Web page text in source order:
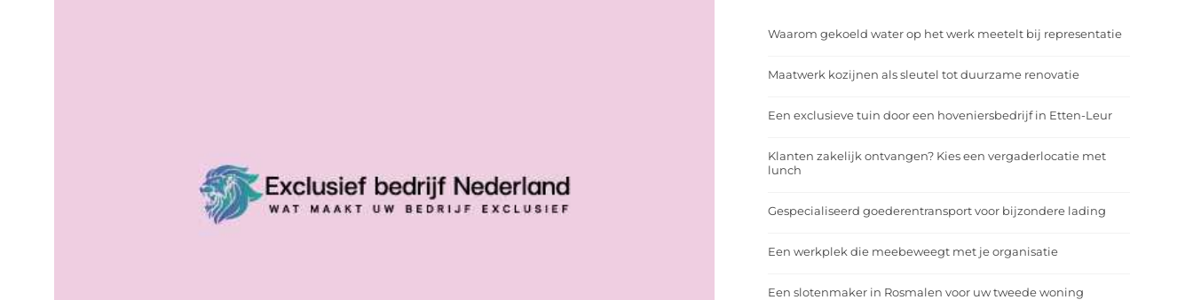
Waarom gekoeld water op het werk meetelt bij representatie
Maatwerk kozijnen als sleutel tot duurzame renovatie
Een exclusieve tuin door een hoveniersbedrijf in Etten-Leur
Klanten zakelijk ontvangen? Kies een vergaderlocatie met
lunch
Gespecialiseerd goederentransport voor bijzondere lading
Een werkplek die meebeweegt met je organisatie
Een slotenmaker in Rosmalen voor uw tweede woning